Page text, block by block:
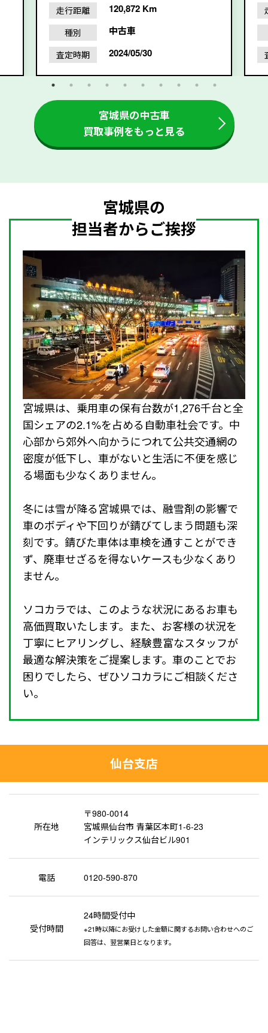
走行距離 120,872 Km
種別 中古車
査定時期 2024/05/30
宮城県の中古車
買取事例をもっと見る
宮城県の
担当者からご挨拶
宮城県は、乗用車の保有台数が1,276千台と全
国シェアの2.1%を占める自動車社会です。中
心部から郊外へ向かうにつれて公共交通網の
密度が低下し、車がないと生活に不便を感じ
る場面も少なくありません。
冬には雪が降る宮城県では、融雪剤の影響で
車のボディや下回りが錆びてしまう問題も深
刻です。錆びた車体は車検を通すことができ
ず、廃車せざるを得ないケースも少なくあり
ません。
ソコカラでは、このような状況にあるお車も
高価買取いたします。また、お客様の状況を
丁寧にヒアリングし、経験豊富なスタッフが
最適な解決策をご提案します。車のことでお
困りでしたら、ぜひソコカラにご相談くださ
い。
仙台支店
所在地
〒980-0014
宮城県仙台市 青葉区本町1-6-23
インテリックス仙台ビル901
電話 0120-590-870
受付時間
24時間受付中
※21時以降にお受けした金額に関するお問い合わせへのご
回答は、翌営業日となります。